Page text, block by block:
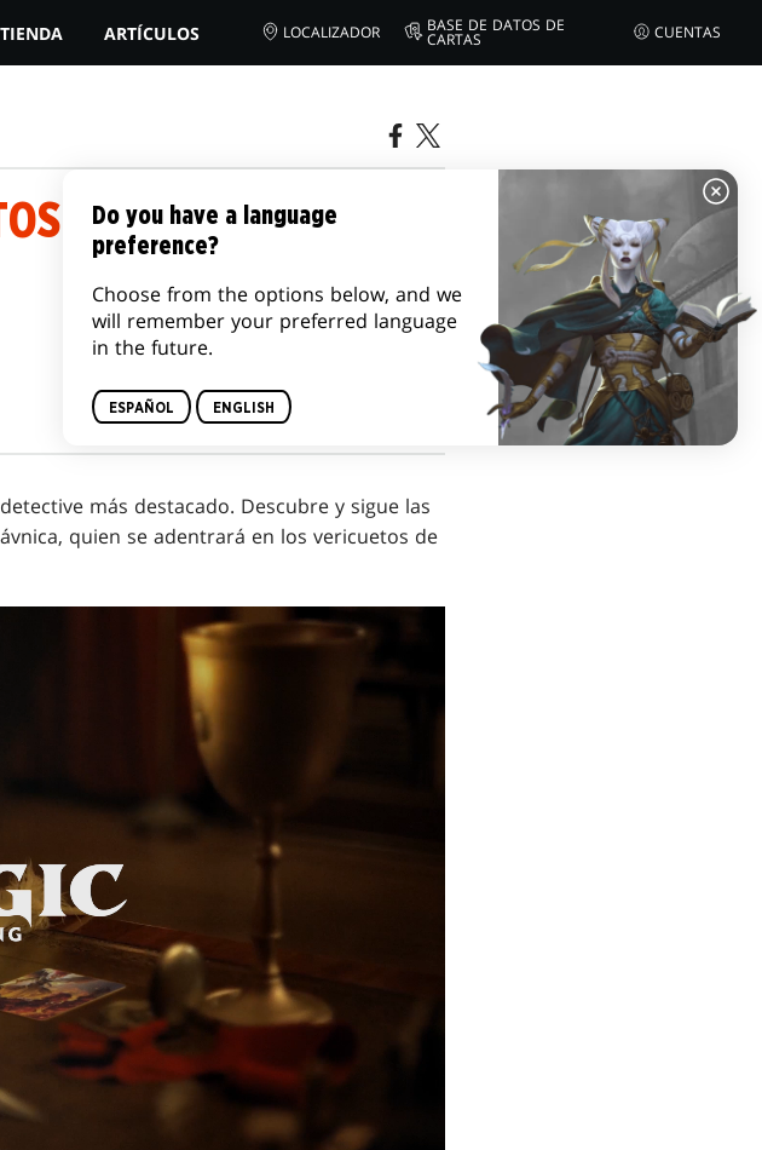
TIENDA ARTÍCULOS LOCALIZADOR BASE DE DATOS DE
CARTAS CUENTAS
EN LA MANSIÓN
más destacado. Descubre y sigue las
quien se adentrará en los vericuetos de
Do you have a language
preference?
Choose from the options below, and we
will remember your preferred language
in the future.
ESPAÑOL ENGLISH